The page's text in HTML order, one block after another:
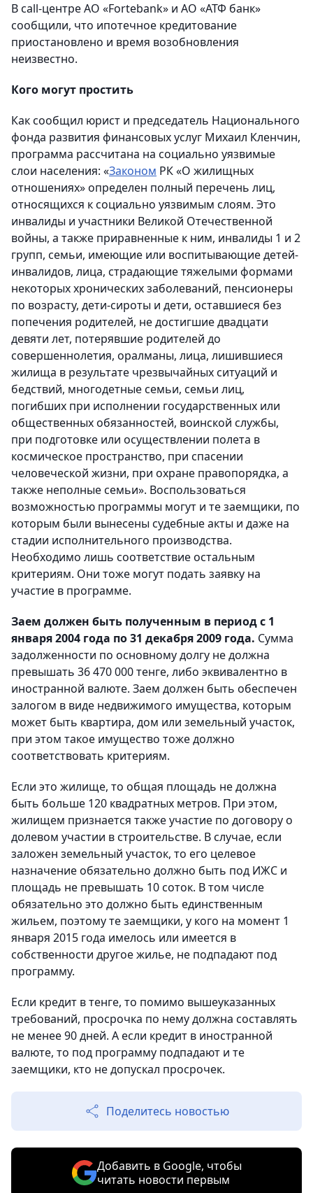
В call-центре АО «Fortebank» и АО «АТФ банк»
сообщили, что ипотечное кредитование
приостановлено и время возобновления
неизвестно.
Кого могут простить
Как сообщил юрист и председатель Национального
фонда развития финансовых услуг Михаил Кленчин,
программа рассчитана на социально уязвимые
слои населения: «Законом РК «О жилищных
отношениях» определен полный перечень лиц,
относящихся к социально уязвимым слоям. Это
инвалиды и участники Великой Отечественной
войны, а также приравненные к ним, инвалиды 1 и 2
групп, семьи, имеющие или воспитывающие детей-
инвалидов, лица, страдающие тяжелыми формами
некоторых хронических заболеваний, пенсионеры
по возрасту, дети-сироты и дети, оставшиеся без
попечения родителей, не достигшие двадцати
девяти лет, потерявшие родителей до
совершеннолетия, оралманы, лица, лишившиеся
жилища в результате чрезвычайных ситуаций и
бедствий, многодетные семьи, семьи лиц,
погибших при исполнении государственных или
общественных обязанностей, воинской службы,
при подготовке или осуществлении полета в
космическое пространство, при спасении
человеческой жизни, при охране правопорядка, а
также неполные семьи». Воспользоваться
возможностью программы могут и те заемщики, по
которым были вынесены судебные акты и даже на
стадии исполнительного производства.
Необходимо лишь соответствие остальным
критериям. Они тоже могут подать заявку на
участие в программе.
Заем должен быть полученным в период с 1
января 2004 года по 31 декабря 2009 года. Сумма
задолженности по основному долгу не должна
превышать 36 470 000 тенге, либо эквивалентно в
иностранной валюте. Заем должен быть обеспечен
залогом в виде недвижимого имущества, которым
может быть квартира, дом или земельный участок,
при этом такое имущество тоже должно
соответствовать критериям.
Если это жилище, то общая площадь не должна
быть больше 120 квадратных метров. При этом,
жилищем признается также участие по договору о
долевом участии в строительстве. В случае, если
заложен земельный участок, то его целевое
назначение обязательно должно быть под ИЖС и
площадь не превышать 10 соток. В том числе
обязательно это должно быть единственным
жильем, поэтому те заемщики, у кого на момент 1
января 2015 года имелось или имеется в
собственности другое жилье, не подпадают под
программу.
Если кредит в тенге, то помимо вышеуказанных
требований, просрочка по нему должна составлять
не менее 90 дней. А если кредит в иностранной
валюте, то под программу подпадают и те
заемщики, кто не допускал просрочек.
Поделитесь новостью
Добавить в Google, чтобы
читать новости первым